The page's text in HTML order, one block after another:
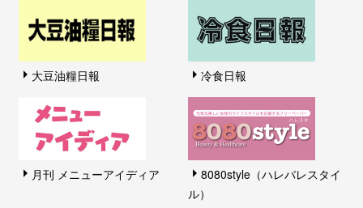
大豆油糧日報 冷食日報
月刊 メニューアイディア
8080style（ハレバレスタイ
ル）